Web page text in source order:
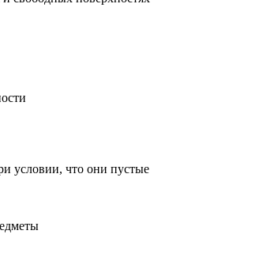
условии, что они пустые